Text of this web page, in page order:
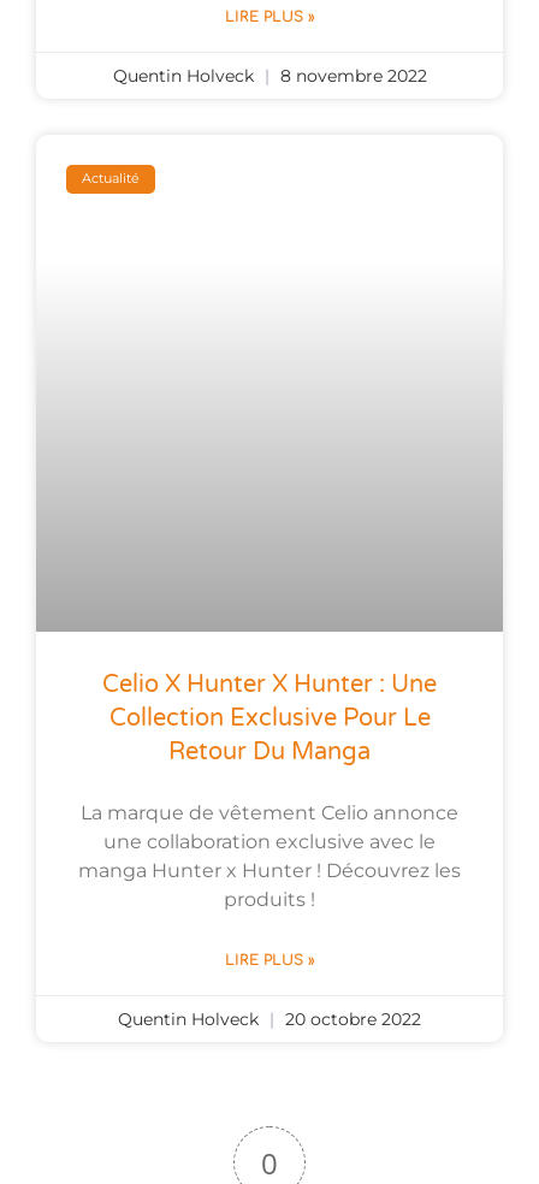
LIRE PLUS »
Quentin Holveck 8 novembre 2022
Actualité
Celio X Hunter X Hunter : Une
Collection Exclusive Pour Le
Retour Du Manga
La marque de vêtement Celio annonce
une collaboration exclusive avec le
manga Hunter x Hunter ! Découvrez les
produits !
LIRE PLUS »
Quentin Holveck 20 octobre 2022
0